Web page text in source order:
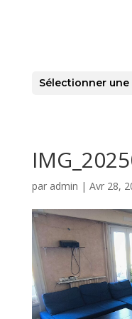
Sélectionner une
par admin | Avr 28,